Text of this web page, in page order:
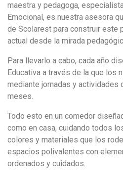
maestra y pedagoga,
Emocional, es nuestra asesora
de Scolarest para construir este
actual desde la mirada
Para llevarlo a cabo, cada año
Educativa a través de la que los
mediante jornadas y
meses.
Todo esto en un comedor
como en casa, cuidando todos
colores y materiales que los
espacios polivalentes con
ordenados y cuidados.